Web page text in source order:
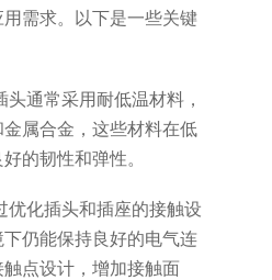
需求。以下是一些关键
通常采用耐低温材料，
属合金，这些材料在低
的韧性和弹性。
优化插头和插座的接触设
仍能保持良好的电气连
点设计，增加接触面